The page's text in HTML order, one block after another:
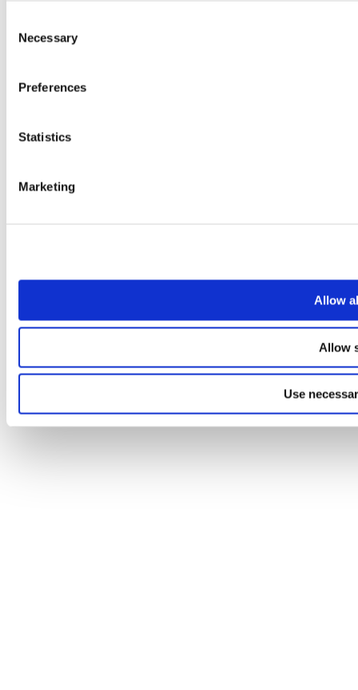
Selection
Necessary
Preferences
Statistics
Marketing
Allow
Allow
Use